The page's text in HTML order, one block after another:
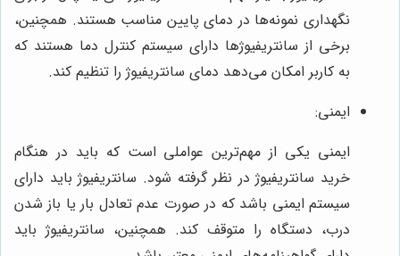
نگهداری نمونه‌ها در دمای پایین مناسب هستند. همچنین،
برخی از سانتریفیوژها دارای سیستم کنترل دما هستند که
به کاربر امکان می‌دهد دمای سانتریفیوژ را تنظیم کند.
ایمنی:
ایمنی یکی از مهم‌ترین عواملی است که باید در هنگام
خرید سانتریفیوژ در نظر گرفته شود. سانتریفیوژ باید دارای
سیستم ایمنی باشد که در صورت عدم تعادل بار یا باز شدن
درب، دستگاه را متوقف کند. همچنین، سانتریفیوژ باید